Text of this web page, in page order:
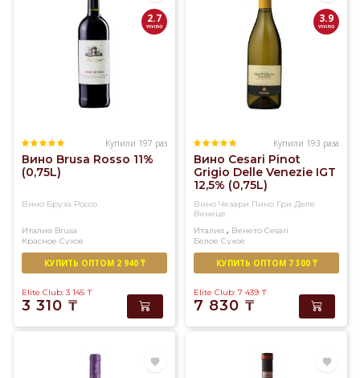
2.7
Купили 197 раз
Вино Brusa Rosso 11%
(0,75L)
Вино Бруза Россо
Италия Brusa
Красное Сухое
КУПИТЬ ОПТОМ 2 940 ₸
Elite Club: 3 145 ₸
3 310 ₸
3.9
Купили 193 раза
Вино Cesari Pinot
Grigio Delle Venezie IGT
12,5% (0,75L)
Вино Чезари Пино Гри Деле
Венеце
Италия , Венето Cesari
Белое Сухое
КУПИТЬ ОПТОМ 7 300 ₸
Elite Club: 7 439 ₸
7 830 ₸